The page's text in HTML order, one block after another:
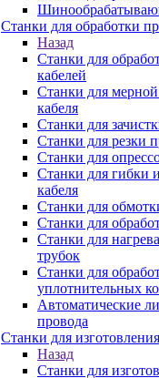
Станки для обработки
Назад
Станки для
кабелей
Станки для мерной
кабеля
Станки для
Станки для резки
Станки для
Станки для гибки
кабеля
Станки для
Станки для
Станки для
трубок
Станки для
уплотнительных
Автоматические
провода
Станки для
Назад
Станки для